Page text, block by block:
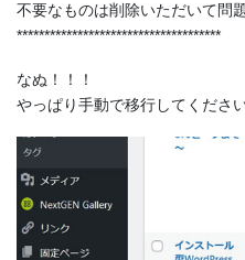
不要なものは削除いただいて問
*************************************
なぬ！！！
やっぱり手動で移行してくださ